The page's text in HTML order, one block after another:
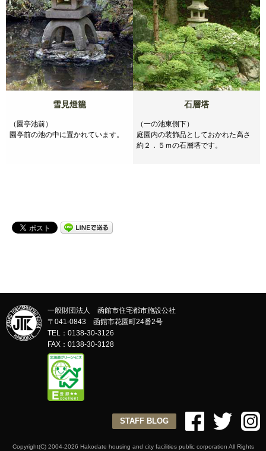
雪見燈籠
（園亭池前）
園亭前の池の中に置かれています。
石層塔
（一の池東側下）
庭園内の装飾品としておかれた高さ
約２．５ｍの石層塔です。
一般財団法人 函館市住宅都市施設公社
〒041-0843 函館市花園町24番2号
TEL：0138-30-3126
FAX：0138-30-3128
STAFF BLOG
Copyright(C) 2004-2026 Hakodate housing and city facilities public corporation All Rights